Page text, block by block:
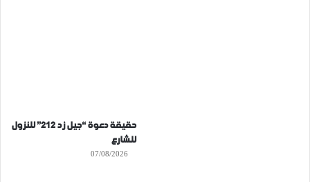
حقيقة دعوة “جيل زد 212” للنزول
للشارع
07/08/2026